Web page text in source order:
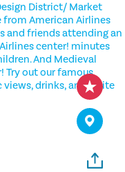
District/ Market
from American Airlines
and friends attending an
center! minutes
And Medieval
Try out our famous
drinks, and a bite